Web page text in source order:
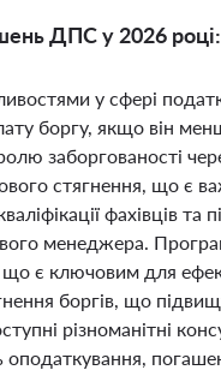
ДПС у 2026
у сфері
боргу, якщо він
заборгованості
стягнення, що є
фахівців та
менеджера.
що є ключовим для
боргів, що
різноманітні